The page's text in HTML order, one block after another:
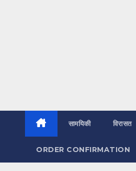
सामयिकी विरासत
ORDER CONFIRMATION